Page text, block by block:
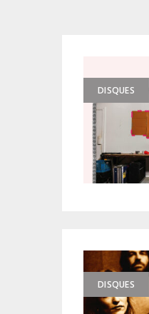
DISQUES
DISQUES